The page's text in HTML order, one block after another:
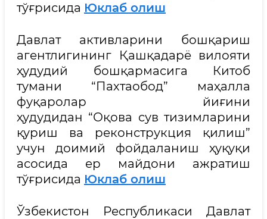
тўғрисида Юклаб олиш
Давлат активларини бошқариш
агентлигининг Қашқадарё вилояти
ҳудудий бошқармасига Китоб
тумани “Пахтаобод” маҳалла
фуқаролар йиғини
ҳудудидан “Оқова сув тизимларини
қуриш ва реконструкция қилиш”
учун доимий фойдаланиш ҳуқуқи
асосида ер майдони ажратиш
тўғрисида Юклаб олиш
Ўзбекистон Республикаси Давлат